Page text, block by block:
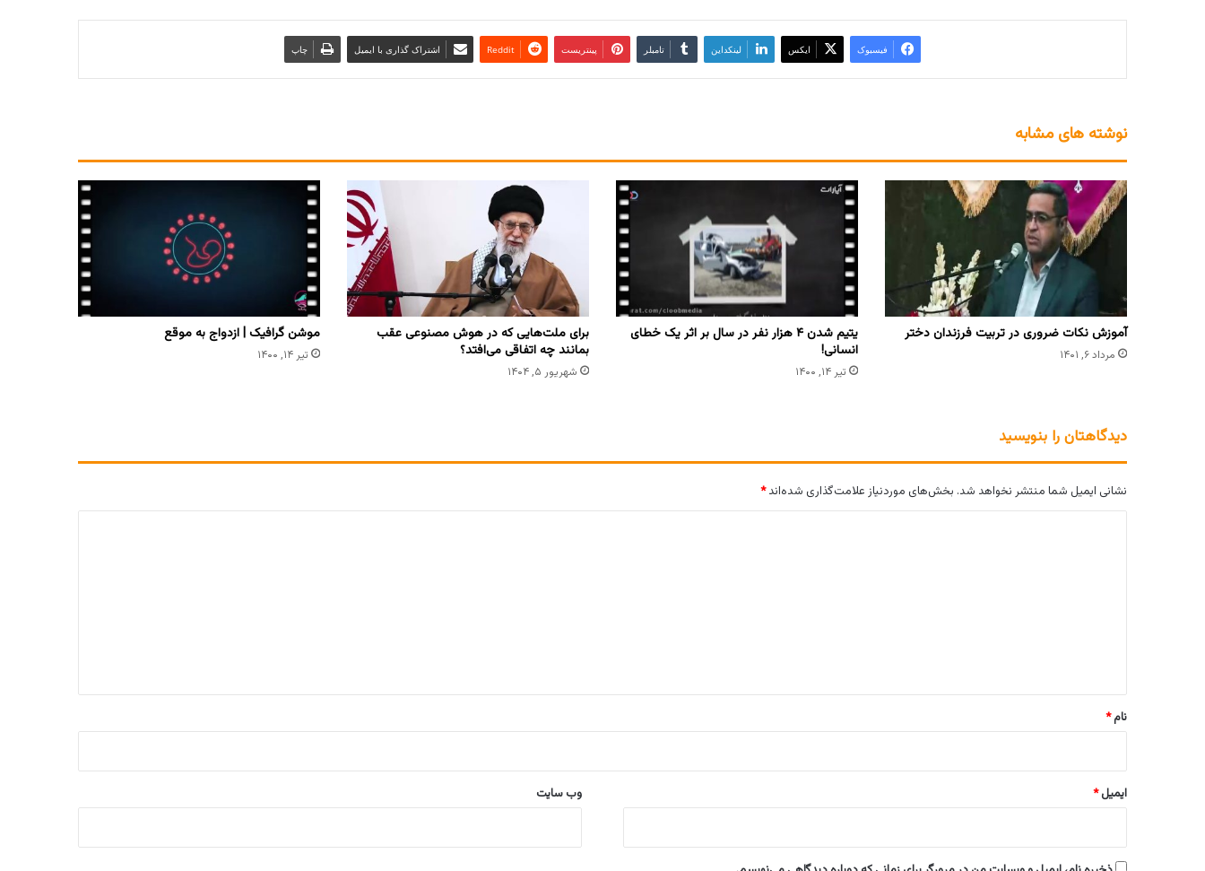
فیسبوک ایکس لینکداین تامبلر پینتریست Reddit اشتراک گذاری با ایمیل چاپ
نوشته های مشابه
آموزش نکات ضروری در تربیت فرزندان دختر
مرداد ۶, ۱۴۰۱
یتیم شدن ۴ هزار نفر در سال بر اثر یک خطای
انسانی!
تیر ۱۴, ۱۴۰۰
برای ملت‌هایی که در هوش مصنوعی عقب
بمانند چه اتفاقی می‌افتد؟
شهریور ۵, ۱۴۰۴
موشن گرافیک | ازدواج به موقع
تیر ۱۴, ۱۴۰۰
دیدگاهتان را بنویسید
نشانی ایمیل شما منتشر نخواهد شد. بخش‌های موردنیاز علامت‌گذاری شده‌اند*
نام*
ایمیل* وب‌ سایت